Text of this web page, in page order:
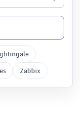
Zabbix